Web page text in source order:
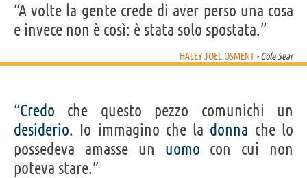
“A volte la gente crede di aver perso una cosa
e invece non è così: è stata solo spostata.”
HALEY JOEL OSMENT - Cole Sear
“Credo che questo pezzo comunichi un
desiderio. Io immagino che la donna che lo
possedeva amasse un uomo con cui non
poteva stare.”